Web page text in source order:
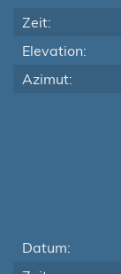
Zeit:
Elevation:
Azimut:
Datum: